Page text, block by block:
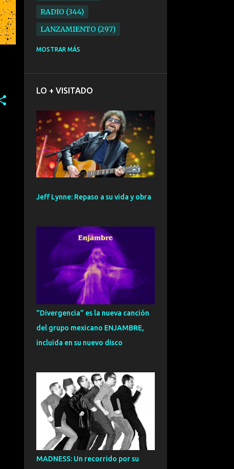
RADIO 344
LANZAMIENTO 297
ELECTRONICA
BARCELONA 191
ELECTROINDIE 189
PRIMERA FILA FEST
188
ELECTROPOP 185
PUNK
CARLOS HERNANDEZ
NOMBELA
ENTREVISTA 101
EXCLUSIVA
FUNK 92 ESPECIAL 91
ZURRA
GRANADA
73
NOVEDADES 72
VALENCIA
71 DANCE
70
DREAMPOP
70
CANTAUTOR 69
MOSTRAR MÁS
LO + VISITADO
Jeff Lynne: Repaso a su vida y obra
"Divergencia" es la nueva canción
del grupo mexicano ENJAMBRE,
incluida en su nuevo disco
MADNESS: Un recorrido por su